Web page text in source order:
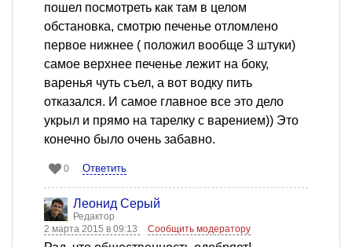
пошел посмотреть как там в целом
обстановка, смотрю печенье отломлено
первое нижнее ( положил вообще 3 штуки)
самое верхнее печенье лежит на боку,
варенья чуть съел, а вот водку пить
отказался. И самое главное все это дело
укрыл и прямо на тарелку с варением)) Это
конечно было очень забавно.
0 Ответить
Леонид Серый
Редактор
2 марта 2015 в 09:13
Сообщить модератору